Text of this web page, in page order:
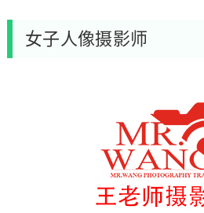
女子人像摄影师